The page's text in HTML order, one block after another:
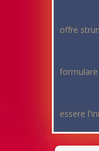
offre
essere